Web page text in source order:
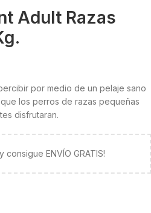
Adult Razas
por medio de un pelaje sano
los perros de razas pequeñas
disfrutaran.
consigue ENVÍO GRATIS!